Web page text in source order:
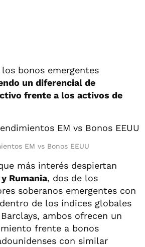
bonos emergentes
un diferencial de
frente a los activos de
EM vs Bonos EEUU
más interés despiertan
Rumania, dos de los
soberanos emergentes con
de los índices globales
ambos ofrecen un
frente a bonos
con similar